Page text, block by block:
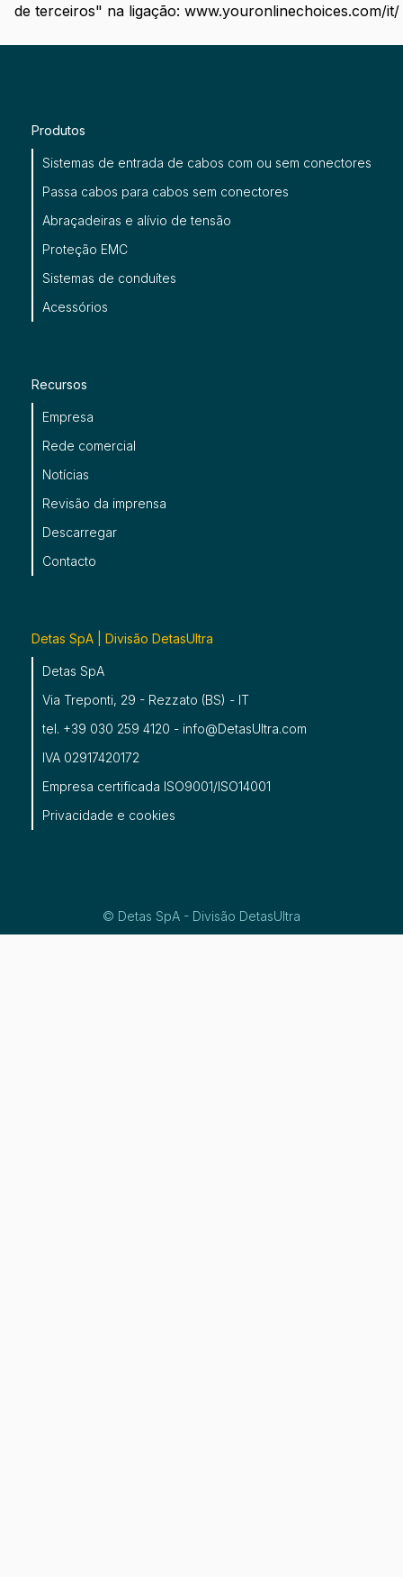
de terceiros" na ligação: www.youronlinechoices.com/it/
Produtos
Sistemas de entrada de cabos com ou sem conectores
Passa cabos para cabos sem conectores
Abraçadeiras e alívio de tensão
Proteção EMC
Sistemas de conduítes
Acessórios
Recursos
Empresa
Rede comercial
Notícias
Revisão da imprensa
Descarregar
Contacto
Detas SpA | Divisão DetasUltra
Detas SpA
Via Treponti, 29 - Rezzato (BS) - IT
tel. +39 030 259 4120 - info@DetasUltra.com
IVA 02917420172
Empresa certificada ISO9001/ISO14001
Privacidade e cookies
© Detas SpA - Divisão DetasUltra